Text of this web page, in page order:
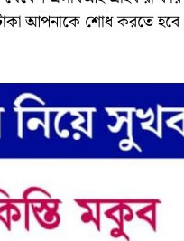
আপনাকে শোধ করতে হবে